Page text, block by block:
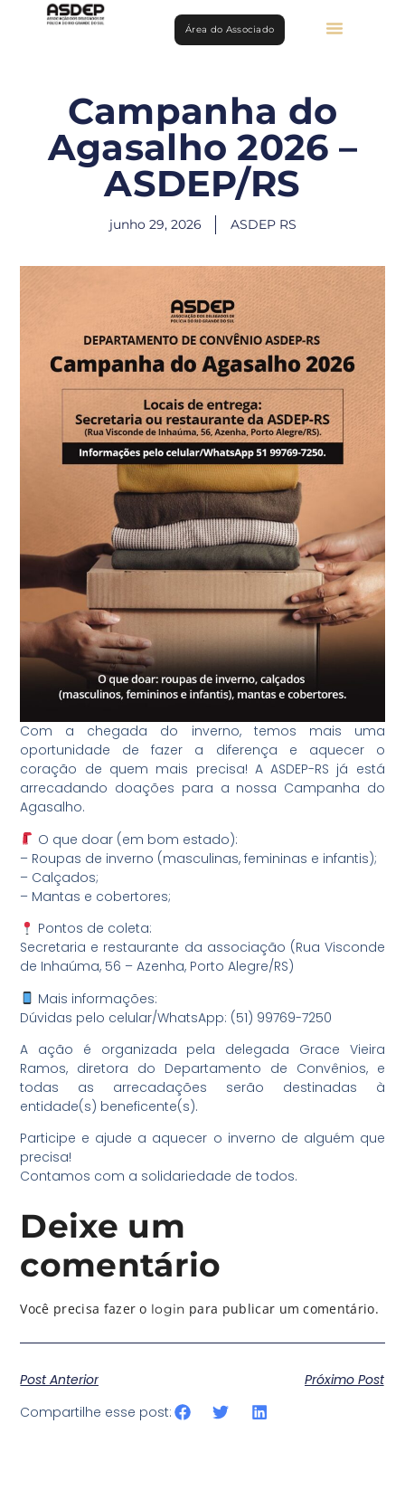
Área do Associado
Campanha do
Agasalho 2026 –
ASDEP/RS
junho 29, 2026 ASDEP RS
Com a chegada do inverno, temos mais uma
oportunidade de fazer a diferença e aquecer o
coração de quem mais precisa! A ASDEP-RS já está
arrecadando doações para a nossa Campanha do
Agasalho.
O que doar (em bom estado):
– Roupas de inverno (masculinas, femininas e infantis);
– Calçados;
– Mantas e cobertores;
Pontos de coleta:
Secretaria e restaurante da associação (Rua Visconde
de Inhaúma, 56 – Azenha, Porto Alegre/RS)
Mais informações:
Dúvidas pelo celular/WhatsApp: (51) 99769-7250
A ação é organizada pela delegada Grace Vieira
Ramos, diretora do Departamento de Convênios, e
todas as arrecadações serão destinadas à
entidade(s) beneficente(s).
Participe e ajude a aquecer o inverno de alguém que
precisa!
Contamos com a solidariedade de todos.
Deixe um
comentário
Você precisa fazer o login para publicar um comentário.
Post Anterior
Próximo Post
Compartilhe esse post: